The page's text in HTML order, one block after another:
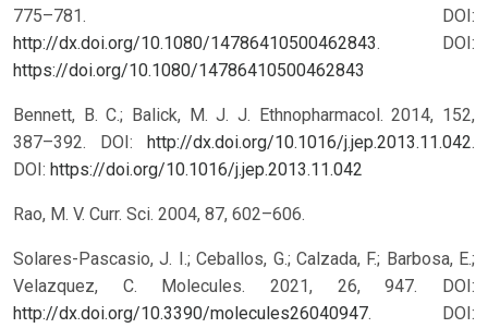
775–781. DOI:
http://dx.doi.org/10.1080/14786410500462843. DOI:
https://doi.org/10.1080/14786410500462843
Bennett, B. C.; Balick, M. J. J. Ethnopharmacol. 2014, 152,
387–392. DOI: http://dx.doi.org/10.1016/j.jep.2013.11.042.
DOI: https://doi.org/10.1016/j.jep.2013.11.042
Rao, M. V. Curr. Sci. 2004, 87, 602–606.
Solares-Pascasio, J. I.; Ceballos, G.; Calzada, F.; Barbosa, E.;
Velazquez, C. Molecules. 2021, 26, 947. DOI:
http://dx.doi.org/10.3390/molecules26040947. DOI: